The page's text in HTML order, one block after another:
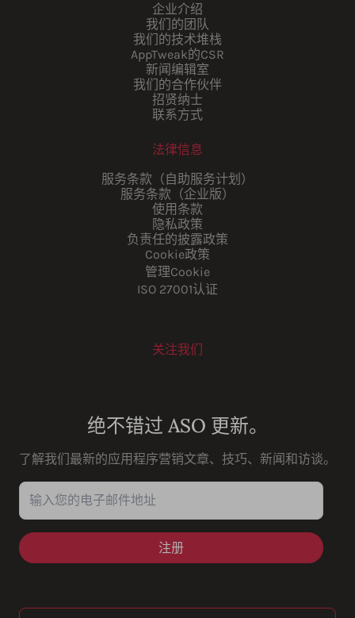
企业介绍
我们的团队
我们的技术堆栈
AppTweak的CSR
新闻编辑室
我们的合作伙伴
招贤纳士
联系方式
法律信息
服务条款（自助服务计划）
服务条款（企业版）
使用条款
隐私政策
负责任的披露政策
Cookie政策
管理Cookie
ISO 27001认证
关注我们
绝不错过 ASO 更新。
了解我们最新的应用程序营销文章、技巧、新闻和访谈。
输入您的电子邮件地址